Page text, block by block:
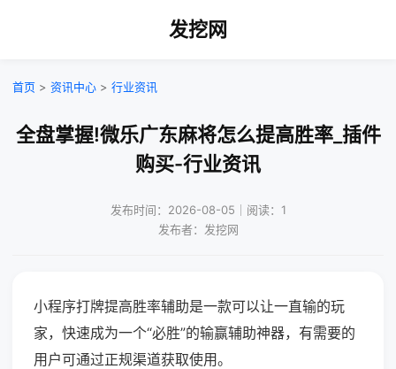
发挖网
首页 > 资讯中心 > 行业资讯
全盘掌握!微乐广东麻将怎么提高胜率_插件
购买-行业资讯
发布时间：2026-08-05｜阅读：1
发布者：发挖网
小程序打牌提高胜率辅助是一款可以让一直输的玩
家，快速成为一个“必胜”的输赢辅助神器，有需要的
用户可通过正规渠道获取使用。